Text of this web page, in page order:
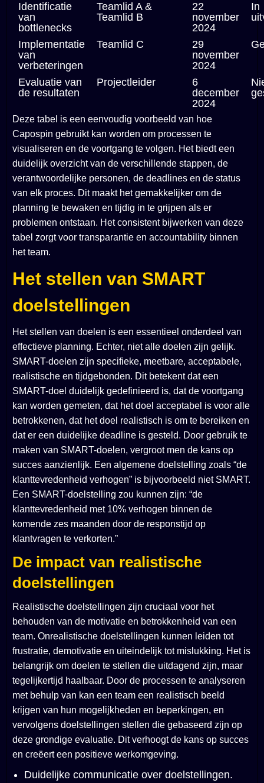
Identificatie
van
bottlenecks
Teamlid A &
Teamlid B
22
november
2024
In
Implementatie
van
verbeteringen
Teamlid C
29
november
2024
Evaluatie van
de resultaten
Projectleider
6
december
2024
Deze tabel is een eenvoudig voorbeeld van hoe
Capospin gebruikt kan worden om processen te
visualiseren en de voortgang te volgen. Het biedt een
duidelijk overzicht van de verschillende stappen, de
verantwoordelijke personen, de deadlines en de status
van elk proces. Dit maakt het gemakkelijker om de
planning te bewaken en tijdig in te grijpen als er
problemen ontstaan. Het consistent bijwerken van deze
tabel zorgt voor transparantie en accountability binnen
het team.
Het stellen van SMART
doelstellingen
Het stellen van doelen is een essentieel onderdeel van
effectieve planning. Echter, niet alle doelen zijn gelijk.
SMART-doelen zijn specifieke, meetbare, acceptabele,
realistische en tijdgebonden. Dit betekent dat een
SMART-doel duidelijk gedefinieerd is, dat de voortgang
kan worden gemeten, dat het doel acceptabel is voor alle
betrokkenen, dat het doel realistisch is om te bereiken en
dat er een duidelijke deadline is gesteld. Door gebruik te
maken van SMART-doelen, vergroot men de kans op
succes aanzienlijk. Een algemene doelstelling zoals “de
klanttevredenheid verhogen” is bijvoorbeeld niet SMART.
Een SMART-doelstelling zou kunnen zijn: “de
klanttevredenheid met 10% verhogen binnen de
komende zes maanden door de responstijd op
klantvragen te verkorten.”
De impact van realistische
doelstellingen
Realistische doelstellingen zijn cruciaal voor het
behouden van de motivatie en betrokkenheid van een
team. Onrealistische doelstellingen kunnen leiden tot
frustratie, demotivatie en uiteindelijk tot mislukking. Het is
belangrijk om doelen te stellen die uitdagend zijn, maar
tegelijkertijd haalbaar. Door de processen te analyseren
met behulp van kan een team een realistisch beeld
krijgen van hun mogelijkheden en beperkingen, en
vervolgens doelstellingen stellen die gebaseerd zijn op
deze grondige evaluatie. Dit verhoogt de kans op succes
en creëert een positieve werkomgeving.
Duidelijke communicatie over doelstellingen.